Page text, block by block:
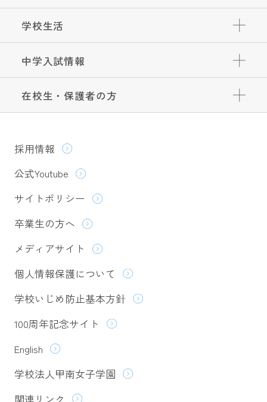
学校生活
中学入試情報
在校生・保護者の方
採用情報
公式Youtube
サイトポリシー
卒業生の方へ
メディアサイト
個人情報保護について
学校いじめ防止基本方針
100周年記念サイト
English
学校法人甲南女子学園
関連リンク